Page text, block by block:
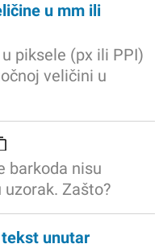
u mm ili
piksele (px ili PPI)
veličini u
barkoda nisu
Zašto?
unutar